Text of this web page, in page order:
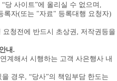
당 사이트”에 올리실 수 없으며,
록자(또는 "자료" 등록대행 요청자)
청전에 반드시 초상권, 저작권등을
내.
계해서 시행하는 고객 사은행사 내
경우, “당사”의 책임부담 한도는